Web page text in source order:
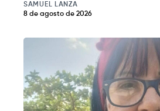
SAMUEL LANZA
8 de agosto de 2026